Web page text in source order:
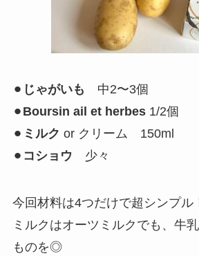
⚫︎ じゃがいも 中2〜3個
⚫︎ Boursin ail et herbes 1/2個
⚫︎ ミルク or クリーム 150ml
⚫︎ コショウ 少々
今回材料は4つだけで超シンプル
ミルクはオーツミルクでも、牛
ものを◎